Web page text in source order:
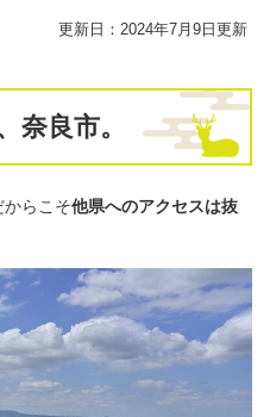
更新日：2024年7月9日更新
奈良市。
らこそ他県へのアクセスは抜